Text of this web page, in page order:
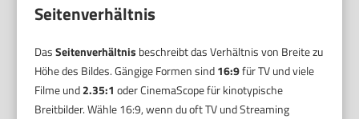
Seitenverhältnis
DasSeitenverhältnis beschreibt das Verhältnis von Breite zu
Höhe des Bildes. Gängige Formen sind16:9für TV und viele
Filme und2.35:1 oder CinemaScope für kinotypische
Breitbilder. Wähle 16:9, wenn du oft TV und Streaming